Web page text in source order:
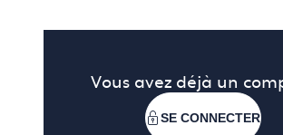
Vous avez déjà un
SE CONNECTER